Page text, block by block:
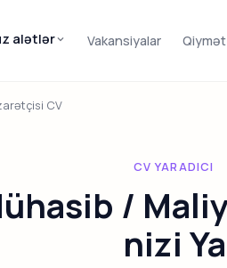
alətlər Vakansiyalar Qiymət
CV
CV YARADICI
/
nizi